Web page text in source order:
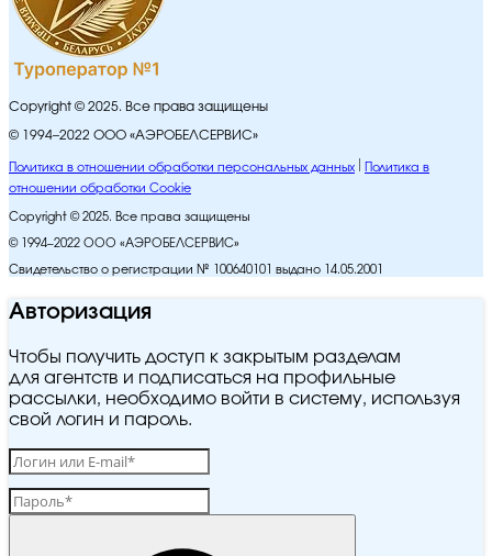
Copyright © 2025. Все права защищены
© 1994–2022 ООО «АЭРОБЕЛСЕРВИС»
Политика в отношении обработки персональных данных
Политика в
отношении обработки Cookie
Copyright © 2025. Все права защищены
© 1994–2022 ООО «АЭРОБЕЛСЕРВИС»
Свидетельство о регистрации № 100640101 выдано 14.05.2001
Авторизация
Чтобы получить доступ к закрытым разделам
для агентств и подписаться на профильные
рассылки, необходимо войти в систему, используя
свой логин и пароль.